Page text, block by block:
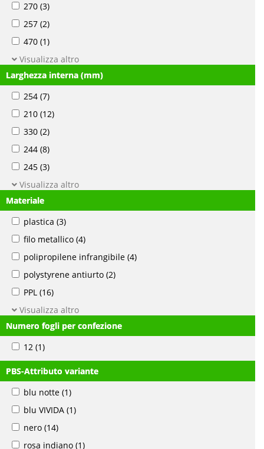
270 (3)
257 (2)
470 (1)
Visualizza altro
Larghezza interna (mm)
254 (7)
210 (12)
330 (2)
244 (8)
245 (3)
Visualizza altro
Materiale
plastica (3)
filo metallico (4)
polipropilene infrangibile (4)
polystyrene antiurto (2)
PPL (16)
Visualizza altro
Numero fogli per confezione
12 (1)
PBS-Attributo variante
blu notte (1)
blu VIVIDA (1)
nero (14)
rosa indiano (1)